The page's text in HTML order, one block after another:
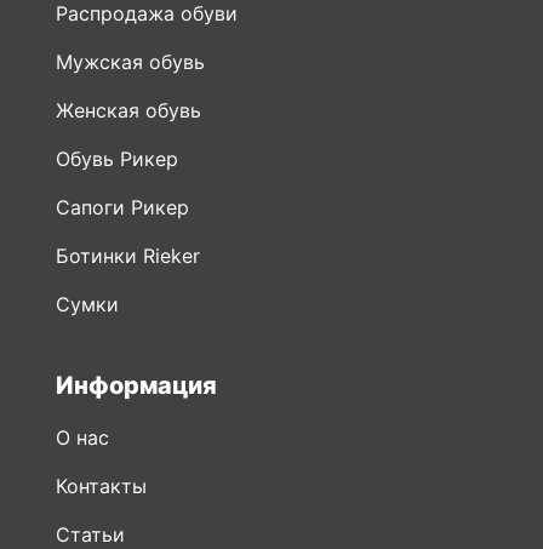
Распродажа обуви
Мужская обувь
Женская обувь
Обувь Рикер
Сапоги Рикер
Ботинки Rieker
Сумки
Информация
О нас
Контакты
Статьи